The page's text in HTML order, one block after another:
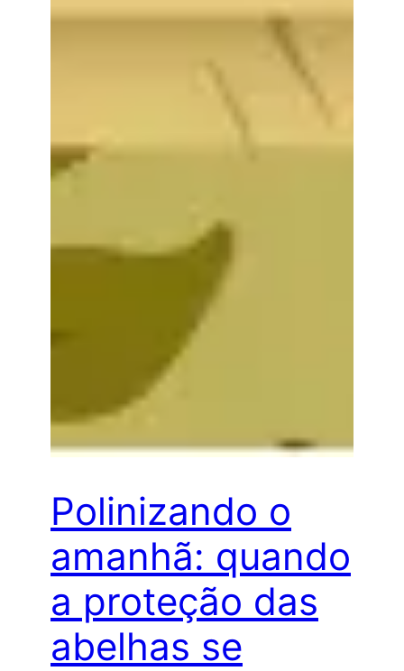
Polinizando o
amanhã: quando
a proteção das
abelhas se